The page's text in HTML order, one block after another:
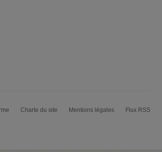
Charte du site Mentions légales Flux RSS